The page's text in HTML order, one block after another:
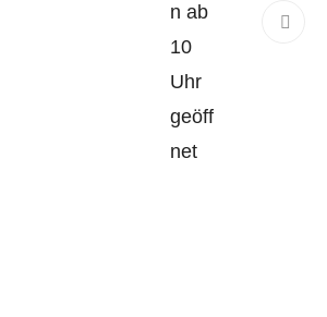
n ab
10
Uhr
geöff
net